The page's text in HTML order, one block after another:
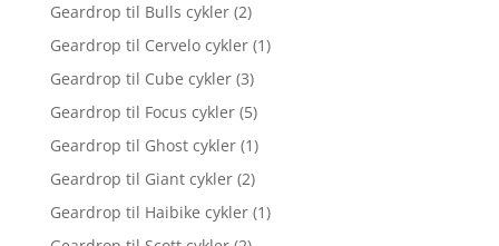
Geardrop til Bulls cykler (2)
Geardrop til Cervelo cykler (1)
Geardrop til Cube cykler (3)
Geardrop til Focus cykler (5)
Geardrop til Ghost cykler (1)
Geardrop til Giant cykler (2)
Geardrop til Haibike cykler (1)